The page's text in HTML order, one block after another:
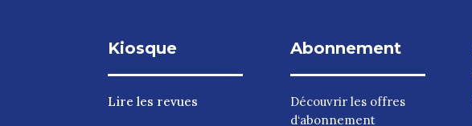
Kiosque
Lire les revues
Abonnement
Découvrir les offres
d‘abonnement